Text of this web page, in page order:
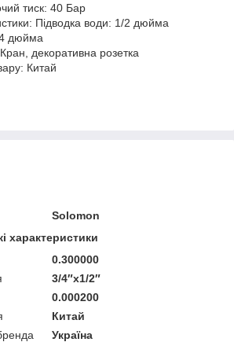
тиск: 40 Бар
Підводка води: 1/2 дюйма
дюйма
декоративна розетка
Китай
Solomon
характеристики
0.300000
3/4″x1/2″
0.000200
Китай
Україна